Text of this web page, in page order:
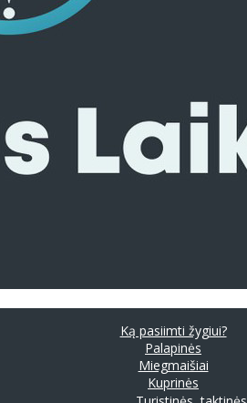
Ką pasiimti žygiui?
Palapinės
Miegmaišiai
Kuprinės